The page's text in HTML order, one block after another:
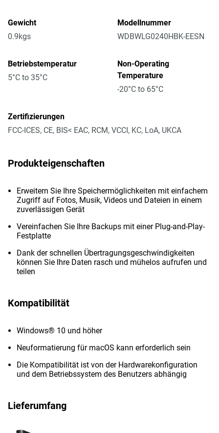
Gewicht
0.9kgs
Modellnummer
WDBWLG0240HBK-EESN
Betriebstemperatur
5°C to 35°C
Non-Operating
Temperature
-20°C to 65°C
Zertifizierungen
FCC-ICES, CE, BIS< EAC, RCM, VCCI, KC, LoA, UKCA
Produkteigenschaften
Erweitern Sie Ihre Speichermöglichkeiten mit einfachem
Zugriff auf Fotos, Musik, Videos und Dateien in einem
zuverlässigen Gerät
Vereinfachen Sie Ihre Backups mit einer Plug-and-Play-
Festplatte
Dank der schnellen Übertragungsgeschwindigkeiten
können Sie Ihre Daten rasch und mühelos aufrufen und
teilen
Kompatibilität
Windows® 10 und höher
Neuformatierung für macOS kann erforderlich sein
Die Kompatibilität ist von der Hardwarekonfiguration
und dem Betriebssystem des Benutzers abhängig
Lieferumfang